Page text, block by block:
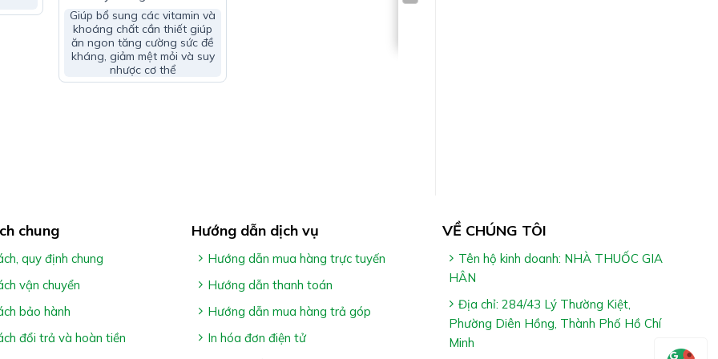
thay thế thuốc trị bệnh
trong sản phẩm
Bổ Sung Vitamin A, E, B2, Lutein, Beta-Caroten, Kẽm ”
gọi tổng đài tư vấn Hệ Thống Nhà Thuốc Gia Hân Pharmacy:
Support – Giúp Bồi Bổ &
Tăng Cân
Giúp bổ sung các vitamin và
khoáng chất cần thiết giúp
ăn ngon tăng cường sức đề
kháng, giảm mệt mỏi và suy
nhược cơ thể
chung
quy định chung
vận chuyển
bảo hành
đổi trả và hoàn tiền
Hướng dẫn dịch vụ
Hướng dẫn mua hàng trực tuyến
Hướng dẫn thanh toán
Hướng dẫn mua hàng trả góp
In hóa đơn điện tử
VỀ CHÚNG TÔI
Tên hộ kinh doanh: NHÀ THUỐC GIA
HÂN
Địa chỉ: 284/43 Lý Thường Kiệt,
Phường Diên Hồng, Thành Phố Hồ Chí
Minh